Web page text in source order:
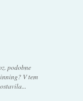
podobne
V tem